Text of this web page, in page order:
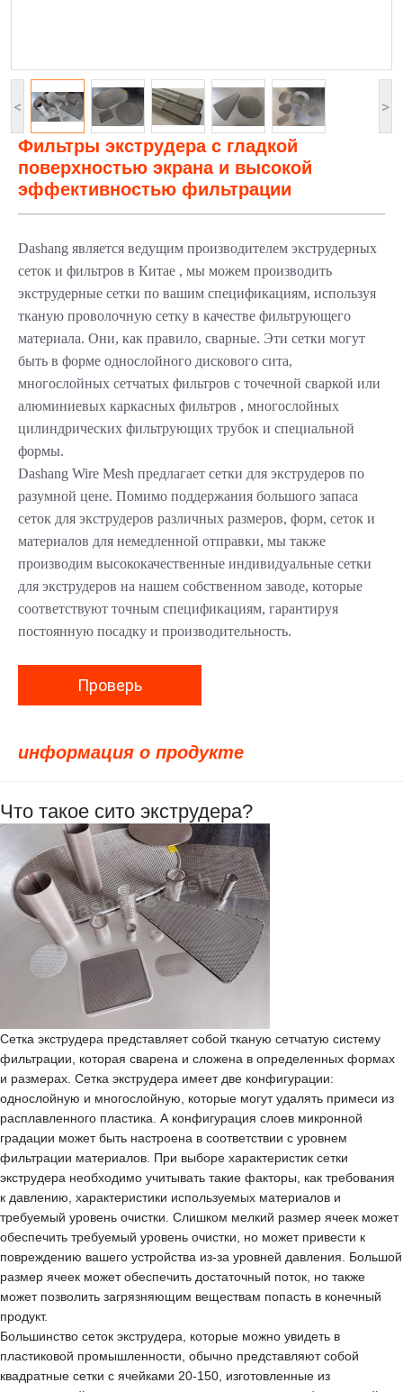
< >
Фильтры экструдера с гладкой
поверхностью экрана и высокой
эффективностью фильтрации
Dashang является ведущим производителем экструдерных
сеток и фильтров в Китае , мы можем производить
экструдерные сетки по вашим спецификациям, используя
тканую проволочную сетку в качестве фильтрующего
материала. Они, как правило, сварные. Эти сетки могут
быть в форме однослойного дискового сита,
многослойных сетчатых фильтров с точечной сваркой или
алюминиевых каркасных фильтров , многослойных
цилиндрических фильтрующих трубок и специальной
формы.
Dashang Wire Mesh предлагает сетки для экструдеров по
разумной цене. Помимо поддержания большого запаса
сеток для экструдеров различных размеров, форм, сеток и
материалов для немедленной отправки, мы также
производим высококачественные индивидуальные сетки
для экструдеров на нашем собственном заводе, которые
соответствуют точным спецификациям, гарантируя
постоянную посадку и производительность.
Проверь
информация о продукте
Что такое сито экструдера?
Сетка экструдера представляет собой тканую сетчатую систему
фильтрации, которая сварена и сложена в определенных формах
и размерах. Сетка экструдера имеет две конфигурации:
однослойную и многослойную, которые могут удалять примеси из
расплавленного пластика. А конфигурация слоев микронной
градации может быть настроена в соответствии с уровнем
фильтрации материалов. При выборе характеристик сетки
экструдера необходимо учитывать такие факторы, как требования
к давлению, характеристики используемых материалов и
требуемый уровень очистки. Слишком мелкий размер ячеек может
обеспечить требуемый уровень очистки, но может привести к
повреждению вашего устройства из-за уровней давления. Большой
размер ячеек может обеспечить достаточный поток, но также
может позволить загрязняющим веществам попасть в конечный
продукт.
Большинство сеток экструдера, которые можно увидеть в
пластиковой промышленности, обычно представляют собой
квадратные сетки с ячейками 20-150, изготовленные из